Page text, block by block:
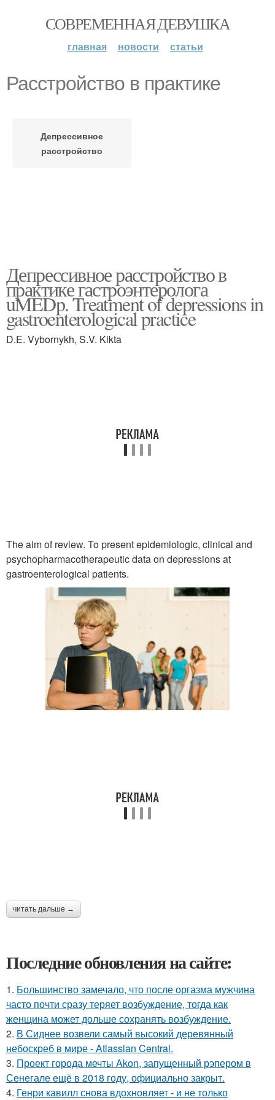
СОВРЕМЕННАЯ ДЕВУШКА
главная новости статьи
Расстройство в практике
Депрессивное
расстройство
Депрессивное расстройство в
практике гастроэнтеролога
uMEDp. Treatment of depressions in
gastroenterological practice
D.E. Vybornykh, S.V. Kikta
The aim of review. To present epidemiologic, clinical and
psychopharmacotherapeutic data on depressions at
gastroenterological patients.
читать дальше →
Последние обновления на сайте:
1. Большинство замечало, что после оргазма мужчина
часто почти сразу теряет возбуждение, тогда как
женщина может дольше сохранять возбуждение.
2. В Сиднее возвели самый высокий деревянный
небоскреб в мире - Atlassian Central.
3. Проект города мечты Akon, запущенный рэпером в
Сенегале ещё в 2018 году, официально закрыт.
4. Генри кавилл снова вдохновляет - и не только